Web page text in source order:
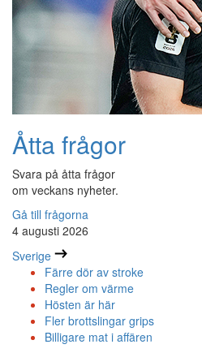
Åtta frågor
Svara på åtta frågor
om veckans nyheter.
Gå till frågorna
4 augusti 2026
Sverige
Färre dör av stroke
Regler om värme
Hösten är här
Fler brottslingar grips
Billigare mat i affären